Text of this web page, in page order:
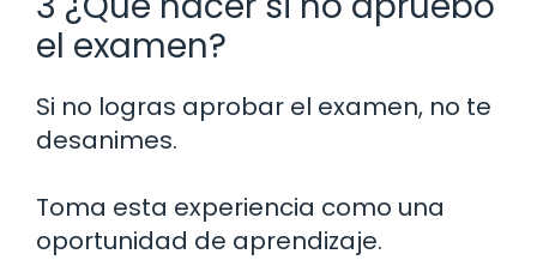
el examen?
Si no logras aprobar el examen, no te
desanimes.
Toma esta experiencia como una
oportunidad de aprendizaje.